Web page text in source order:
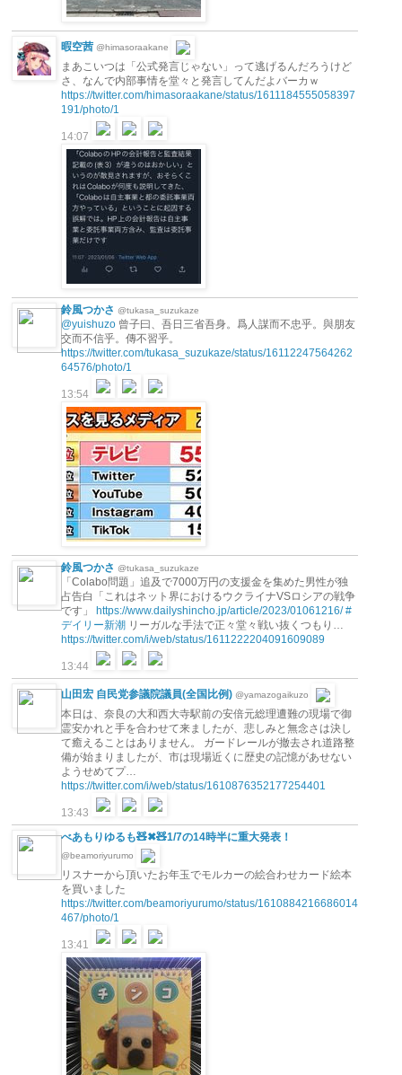
暇空茜 @himasoraakane
まあこいつは「公式発言じゃない」って逃げるんだろうけど
さ、なんで内部事情を堂々と発言してんだよバーカｗ
https://twitter.com/himasoraakane/status/1611184555058397
191/photo/1
14:07
鈴風つかさ @tukasa_suzukaze
@yuishuzo 曾子曰、吾日三省吾身。爲人謀而不忠乎。與朋友
交而不信乎。傳不習乎。
https://twitter.com/tukasa_suzukaze/status/16112247564262
64576/photo/1
13:54
鈴風つかさ @tukasa_suzukaze
「Colabo問題」追及で7000万円の支援金を集めた男性が独
占告白「これはネット界におけるウクライナVSロシアの戦争
です」 https://www.dailyshincho.jp/article/2023/01061216/ #
デイリー新潮 リーガルな手法で正々堂々戦い抜くつもり…
https://twitter.com/i/web/status/1611222204091609089
13:44
山田宏 自民党参議院議員(全国比例) @yamazogaikuzo
本日は、奈良の大和西大寺駅前の安倍元総理遭難の現場で御
霊安かれと手を合わせて来ましたが、悲しみと無念さは決し
て癒えることはありません。 ガードレールが撤去され道路整
備が始まりましたが、市は現場近くに歴史の記憶があせない
ようせめてプ…
https://twitter.com/i/web/status/1610876352177254401
13:43
べあもりゆるも🧸✖🧸1/7の14時半に重大発表！
@beamoriyurumo
リスナーから頂いたお年玉でモルカーの絵合わせカード絵本
を買いました
https://twitter.com/beamoriyurumo/status/1610884216686014
467/photo/1
13:41